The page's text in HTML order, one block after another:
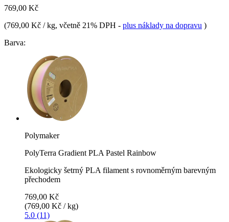
769,00 Kč
(769,00 Kč / kg, včetně 21% DPH - plus náklady na dopravu )
Barva:
Polymaker
PolyTerra Gradient PLA Pastel Rainbow
Ekologicky šetrný PLA filament s rovnoměrným barevným
přechodem
769,00 Kč
(769,00 Kč / kg)
5.0 (11)